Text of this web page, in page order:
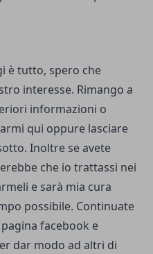
è tutto, spero che
interesse. Rimango a
informazioni o
qui oppure lasciare
Inoltre se avete
che io trattassi nei
e sarà mia cura
possibile. Continuate
facebook e
dar modo ad altri di